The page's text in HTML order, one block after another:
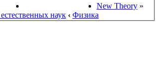
СТАРЫЙ ПОРТАЛ New Theory »
наук ‹ Физика